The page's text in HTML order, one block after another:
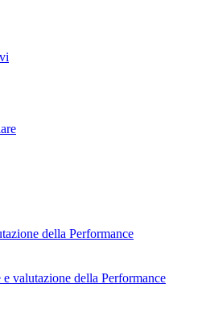
della Performance
valutazione della Performance